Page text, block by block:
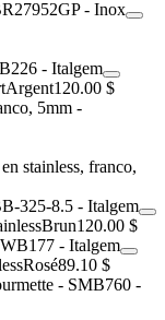
Argent120.00 $
stainless, franco,
Brun120.00 $
Rosé89.10 $